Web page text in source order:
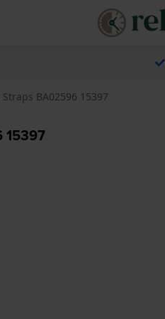
BA02596 15397
15397